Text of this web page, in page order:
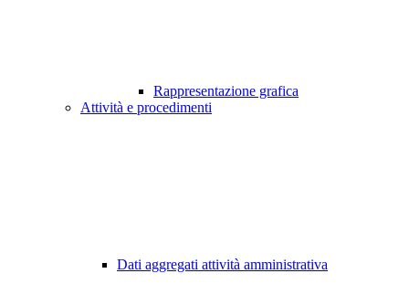
Rappresentazione grafica
Attività e procedimenti
Dati aggregati attività amministrativa